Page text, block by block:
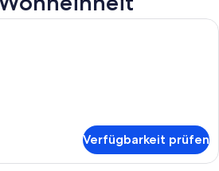
Ein modernes Hotelzimmer mit
Verfügbarkeit prüfen